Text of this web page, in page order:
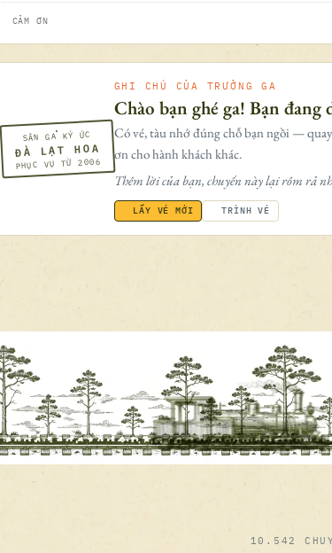
CẢM ƠN
SÂN GA KÝ ỨC
ĐÀ LẠT HOA
PHỤC VỤ TỪ 2006
GHI CHÚ CỦA TRƯỞNG GA
Chào bạn ghé ga! Bạn
Có vé, tàu nhớ đúng chỗ bạn ngồi —
ơn cho hành khách khác.
Thêm lời của bạn, chuyến này lại rôm rả
LẤY VÉ MỚI TRÌNH VÉ
10.542